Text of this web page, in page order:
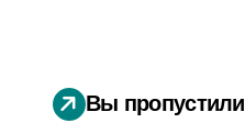
Вы пропустили